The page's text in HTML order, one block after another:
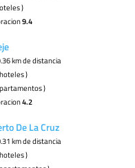
)
9.4
km de distancia
)
)
4.2
De La Cruz
km de distancia
)